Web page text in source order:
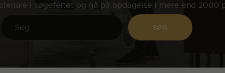
i søgefeltet og gå på opdagelse i mere end 2000